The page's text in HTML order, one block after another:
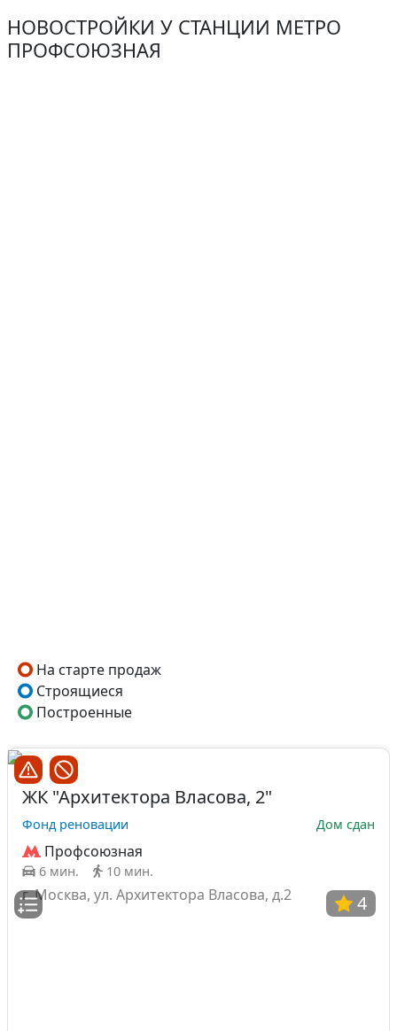
НОВОСТРОЙКИ У СТАНЦИИ МЕТРО
ПРОФСОЮЗНАЯ
На старте продаж
Строящиеся
Построенные
4
ЖК "Архитектора Власова, 2"
Фонд реновации Дом сдан
Профсоюзная
6 мин. 10 мин.
г. Москва, ул. Архитектора Власова, д.2